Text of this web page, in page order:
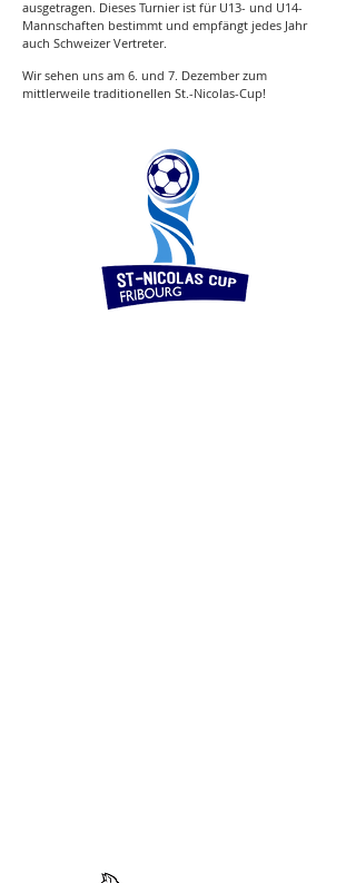
ausgetragen. Dieses Turnier ist für U13- und U14-
Mannschaften bestimmt und empfängt jedes Jahr
auch Schweizer Vertreter.
Wir sehen uns am 6. und 7. Dezember zum
mittlerweile traditionellen St.-Nicolas-Cup!